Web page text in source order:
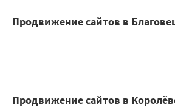
Продвижение сайтов в
Продвижение сайтов в